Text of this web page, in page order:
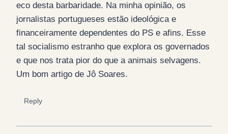
eco desta barbaridade. Na minha opinião, os
jornalistas portugueses estão ideológica e
financeiramente dependentes do PS e afins. Esse
tal socialismo estranho que explora os governados
e que nos trata pior do que a animais selvagens.
Um bom artigo de Jô Soares.
Reply